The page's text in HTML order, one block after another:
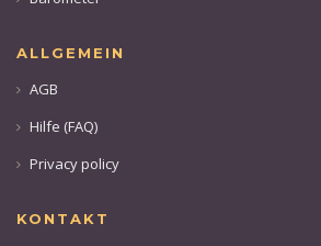
ALLGEMEIN
AGB
Hilfe (FAQ)
Privacy policy
KONTAKT